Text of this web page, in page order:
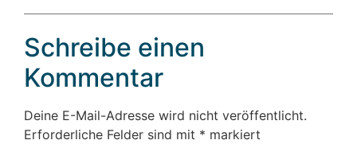
Schreibe einen
Kommentar
Deine E-Mail-Adresse wird nicht veröffentlicht.
Erforderliche Felder sind mit * markiert